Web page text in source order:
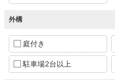
外構
庭付き
駐車場2台以上